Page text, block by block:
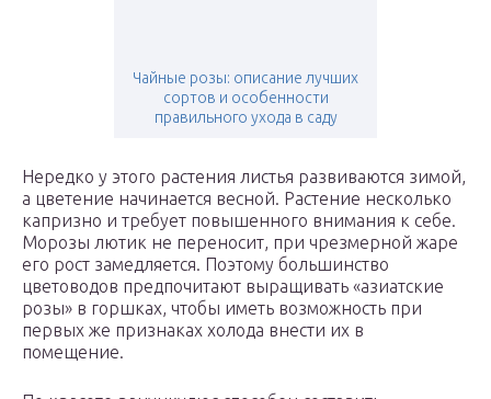
Чайные розы: описание лучших
сортов и особенности
правильного ухода в саду
Нередко у этого растения листья развиваются зимой,
а цветение начинается весной. Растение несколько
капризно и требует повышенного внимания к себе.
Морозы лютик не переносит, при чрезмерной жаре
его рост замедляется. Поэтому большинство
цветоводов предпочитают выращивать «азиатские
розы» в горшках, чтобы иметь возможность при
первых же признаках холода внести их в
помещение.